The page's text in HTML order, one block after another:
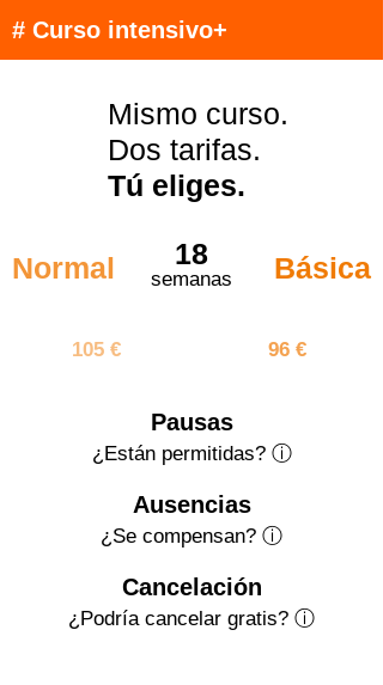
# Curso intensivo+
Mismo curso.
Dos tarifas.
Tú eliges.
Normal 18
semanas
Básica
105 € 96 €
Pausas
¿Están permitidas? ⓘ
Ausencias
¿Se compensan? ⓘ
Cancelación
¿Podría cancelar gratis? ⓘ